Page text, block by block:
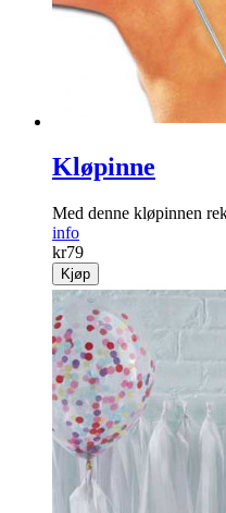
Kløpinne
Med denne kløpinnen
info
kr79
Kjøp